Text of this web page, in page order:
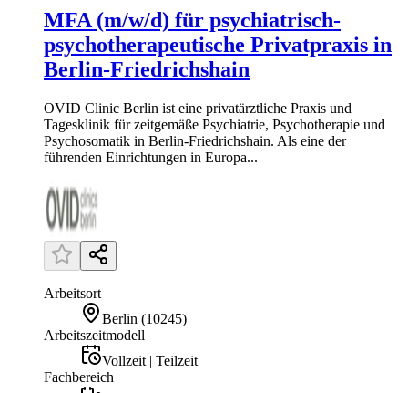
MFA (m/w/d) für psychiatrisch-
psychotherapeutische Privatpraxis in
Berlin-Friedrichshain
OVID Clinic Berlin ist eine privatärztliche Praxis und
Tagesklinik für zeitgemäße Psychiatrie, Psychotherapie und
Psychosomatik in Berlin-Friedrichshain. Als eine der
führenden Einrichtungen in Europa...
Arbeitsort
Berlin (10245)
Arbeitszeitmodell
Vollzeit | Teilzeit
Fachbereich